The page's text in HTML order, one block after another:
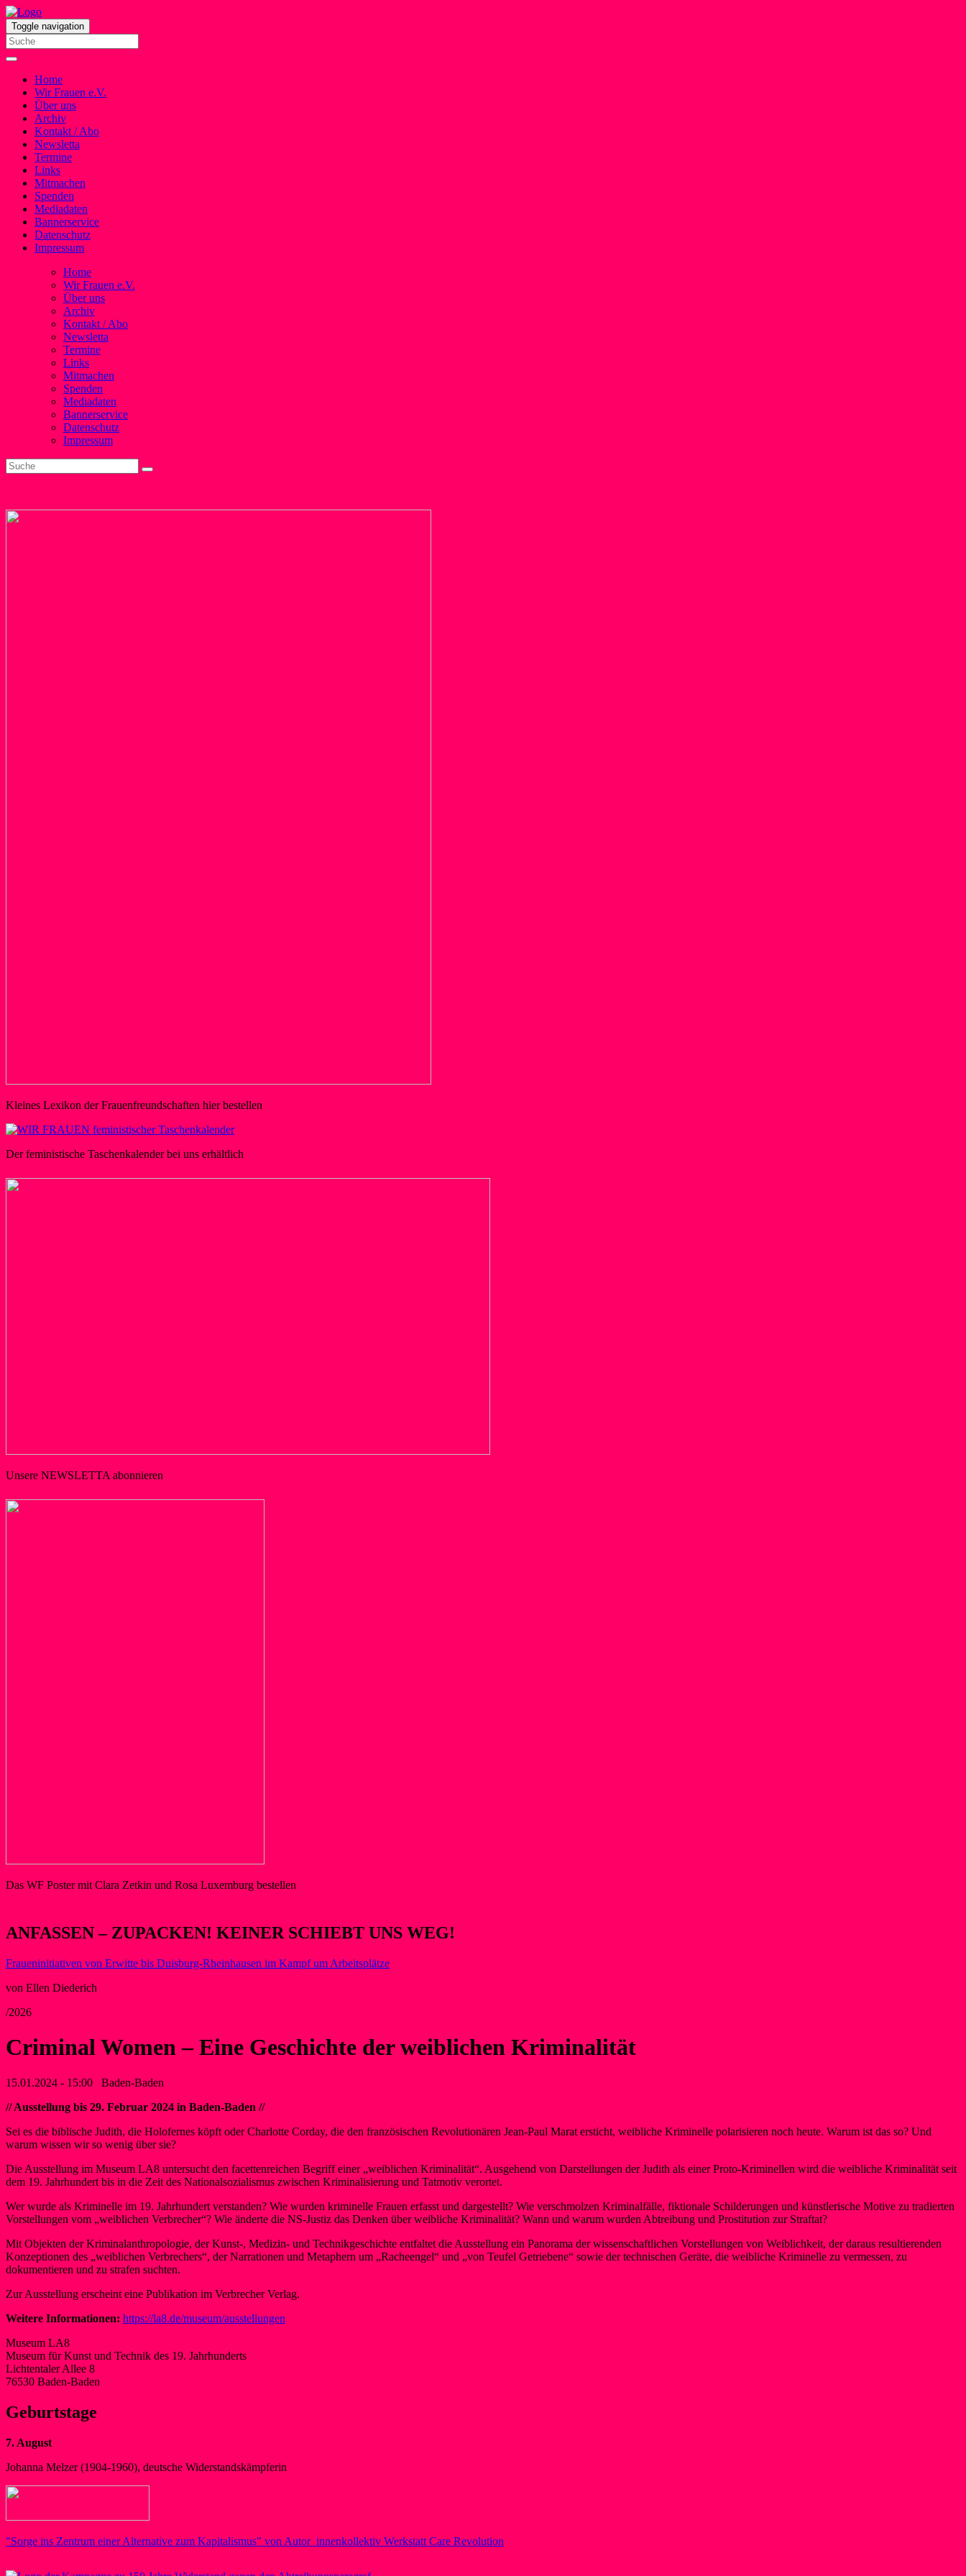
Toggle navigation
Home
Wir Frauen e.V.
Über uns
Archiv
Kontakt / Abo
Newsletta
Termine
Links
Mitmachen
Spenden
Mediadaten
Bannerservice
Datenschutz
Impressum
Home
Wir Frauen e.V.
Über uns
Archiv
Kontakt / Abo
Newsletta
Termine
Links
Mitmachen
Spenden
Mediadaten
Bannerservice
Datenschutz
Impressum
Kleines Lexikon der Frauenfreundschaften hier bestellen
Der feministische Taschenkalender bei uns erhältlich
Unsere NEWSLETTA abonnieren
Das WF Poster mit Clara Zetkin und Rosa Luxemburg bestellen
ANFASSEN – ZUPACKEN! KEINER SCHIEBT UNS WEG!
Fraueninitiativen von Erwitte bis Duisburg-Rheinhausen im Kampf um Arbeitsplätze
von Ellen Diederich
/2026
Criminal Women – Eine Geschichte der weiblichen Kriminalität
15.01.2024 - 15:00 Baden-Baden
// Ausstellung bis 29. Februar 2024 in Baden-Baden //
Sei es die biblische Judith, die Holofernes köpft oder Charlotte Corday, die den französischen Revolutionären Jean-Paul Marat ersticht, weibliche Kriminelle polarisieren noch heute. Warum ist das so? Und
warum wissen wir so wenig über sie?
Die Ausstellung im Museum LA8 untersucht den facettenreichen Begriff einer „weiblichen Kriminalität“. Ausgehend von Darstellungen der Judith als einer Proto-Kriminellen wird die weibliche Kriminalität seit
dem 19. Jahrhundert bis in die Zeit des Nationalsozialismus zwischen Kriminalisierung und Tatmotiv verortet.
Wer wurde als Kriminelle im 19. Jahrhundert verstanden? Wie wurden kriminelle Frauen erfasst und dargestellt? Wie verschmolzen Kriminalfälle, fiktionale Schilderungen und künstlerische Motive zu tradierten
Vorstellungen vom „weiblichen Verbrecher“? Wie änderte die NS-Justiz das Denken über weibliche Kriminalität? Wann und warum wurden Abtreibung und Prostitution zur Straftat?
Mit Objekten der Kriminalanthropologie, der Kunst-, Medizin- und Technikgeschichte entfaltet die Ausstellung ein Panorama der wissenschaftlichen Vorstellungen von Weiblichkeit, der daraus resultierenden
Konzeptionen des „weiblichen Verbrechers“, der Narrationen und Metaphern um „Racheengel“ und „von Teufel Getriebene“ sowie der technischen Geräte, die weibliche Kriminelle zu vermessen, zu
dokumentieren und zu strafen suchten.
Zur Ausstellung erscheint eine Publikation im Verbrecher Verlag.
Weitere Informationen: https://la8.de/museum/ausstellungen
Museum LA8
Museum für Kunst und Technik des 19. Jahrhunderts
Lichtentaler Allee 8
76530 Baden-Baden
Geburtstage
7. August
Johanna Melzer (1904-1960), deutsche Widerstandskämpferin
"Sorge ins Zentrum einer Alternative zum Kapitalismus" von Autor_innenkollektiv Werkstatt Care Revolution